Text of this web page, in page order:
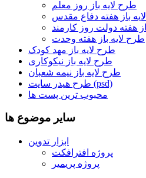
طرح لایه باز روز معلم
باز هفته دفاع مقدس
هفته دولت روز کارمند
طرح لایه باز هفته وحدت
طرح لایه باز مهد کودک
طرح لایه باز نیکوکاری
طرح لایه باز نیمه شعبان
طرح هیدر سایت (psd)
محبوب ترین پست ها
سایر موضوع ها
ابزار تدوین
پروژه افترافکت
پروژه پریمیر